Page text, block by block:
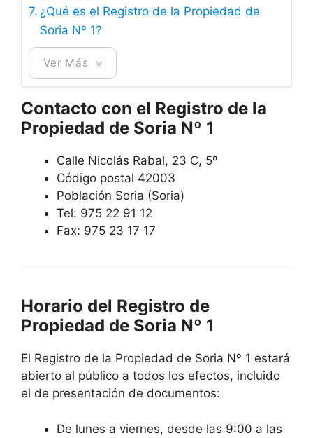
¿Qué es el Registro de la Propiedad de
Soria Nº 1?
Ver Más
Contacto con el Registro de la
Propiedad de Soria Nº 1
Calle Nicolás Rabal, 23 C, 5º
Código postal 42003
Población Soria (Soria)
Tel: 975 22 91 12
Fax: 975 23 17 17
Horario del Registro de
Propiedad de Soria Nº 1
El Registro de la Propiedad de Soria Nº 1 estará
abierto al público a todos los efectos, incluido
el de presentación de documentos:
De lunes a viernes, desde las 9:00 a las